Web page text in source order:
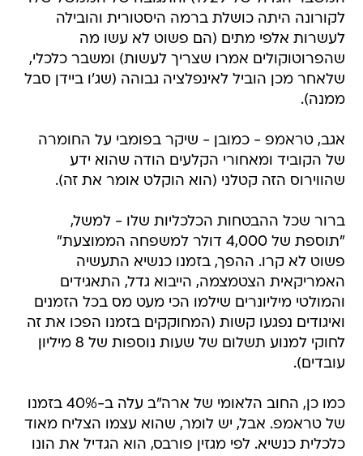
לקורונה היתה כושלת ברמה היסטורית והובילה
לעשרות אלפי מתים (הם פשוט לא עשו מה
שהפרוטוקולים אמרו שצריך לעשות) ומשבר כלכלי,
שלאחר מכן הוביל לאינפלציה גבוהה (שג'ו ביידן סבל
ממנה).
אגב, טראמפ - כמובן - שיקר בפומבי על החומרה
של הקוביד ומאחורי הקלעים הודה שהוא ידע
שהווירוס הזה קטלני (הוא הוקלט אומר את זה).
ברור שכל ההבטחות הכלכליות שלו - למשל,
"תוספת של 4,000 דולר למשפחה הממוצעת"
פשוט לא קרו. ההפך, בזמנו כנשיא התעשיה
האמריקאית הצטמצמה, הייבוא גדל, התאגידים
והמולטי מיליונרים שילמו הכי מעט מס בכל הזמנים
ואיגודים נפגעו קשות (המחוקקים בזמנו הפכו את זה
לחוקי למנוע תשלום של שעות נוספות של 8 מיליון
עובדים).
כמו כן, החוב הלאומי של ארה"ב עלה ב-40% בזמנו
של טראמפ. אבל, יש לומר, שהוא עצמו הצליח מאוד
כלכלית כנשיא. לפי מגזין פורבס, הוא הגדיל את הונו